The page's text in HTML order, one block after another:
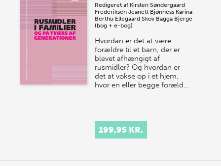
Redigeret af Kirsten Søndergaard
Frederiksen Jeanett Bjønness Karina
Berthu Ellegaard Skov Bagga Bjerge
(bog + e-bog)
Hvordan er det at være
forældre til et barn, der er
blevet afhængigt af
rusmidler? Og hvordan er
det at vokse op i et hjem,
hvor en eller begge foræld…
199,95 KR.